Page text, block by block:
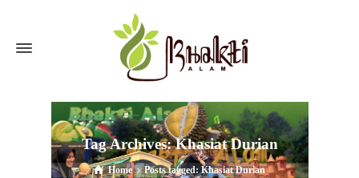
Tag Archives: Khasiat Durian
Home Posts tagged: Khasiat Durian